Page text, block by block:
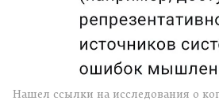
Нашел ссылки на исследования о